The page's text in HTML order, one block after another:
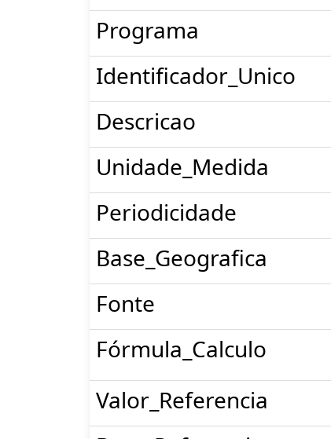
Programa
Identificador_Unico
Descricao
Unidade_Medida
Periodicidade
Base_Geografica
Fonte
Fórmula_Calculo
Valor_Referencia